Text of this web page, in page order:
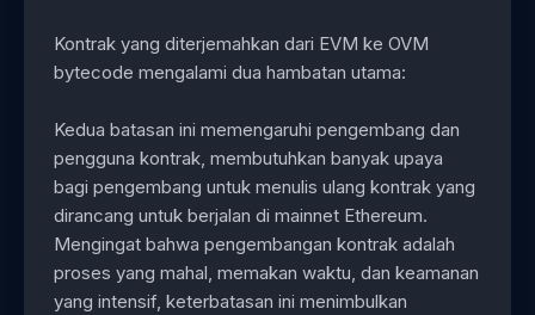
Kontrak yang diterjemahkan dari EVM ke OVM
bytecode mengalami dua hambatan utama:
Kedua batasan ini memengaruhi pengembang dan
pengguna kontrak, membutuhkan banyak upaya
bagi pengembang untuk menulis ulang kontrak yang
dirancang untuk berjalan di mainnet Ethereum.
Mengingat bahwa pengembangan kontrak adalah
proses yang mahal, memakan waktu, dan keamanan
yang intensif, keterbatasan ini menimbulkan